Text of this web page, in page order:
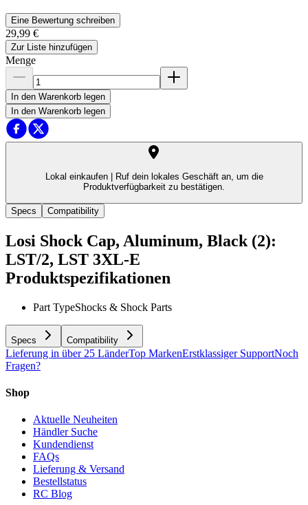
Eine Bewertung schreiben
29,99 €
Zur Liste hinzufügen
Menge
In den Warenkorb legen
In den Warenkorb legen
Lokal einkaufen |
Ruf dein lokales Geschäft an, um die
Produktverfügbarkeit zu bestätigen.
Specs Compatibility
Losi Shock Cap, Aluminum, Black (2):
LST/2, LST 3XL-E
Produktspezifikationen
Part TypeShocks & Shock Parts
Specs Compatibility
Lieferung in über 25 LänderTop MarkenErstklassiger SupportNoch
Fragen?
Shop
Aktuelle Neuheiten
Händler Suche
Kundendienst
FAQs
Lieferung & Versand
Bestellstatus
RC Blog